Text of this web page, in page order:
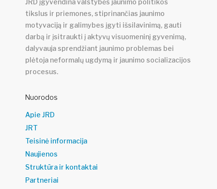
JRD įgyvendina valstybės jaunimo politikos
tikslus ir priemones, stiprinančias jaunimo
motyvaciją ir galimybes įgyti išsilavinimą, gauti
darbą ir įsitraukti į aktyvų visuomeninį gyvenimą,
dalyvauja sprendžiant jaunimo problemas bei
plėtoja neformalų ugdymą ir jaunimo socializacijos
procesus.
Nuorodos
Apie JRD
JRT
Teisinė informacija
Naujienos
Struktūra ir kontaktai
Partneriai